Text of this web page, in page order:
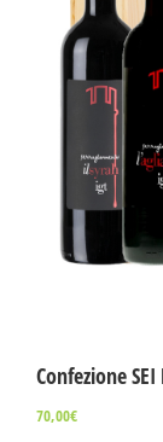
Confezione SEI
70,00€